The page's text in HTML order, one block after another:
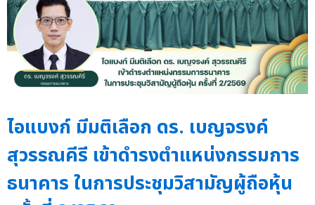
ไอแบงก์ มีมติเลือก ดร. เบญจรงค์
สุวรรณคีรี เข้าดำรงตำแหน่งกรรมการ
ธนาคาร ในการประชุมวิสามัญผู้ถือหุ้น